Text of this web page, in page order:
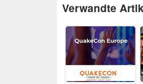
Verwandte